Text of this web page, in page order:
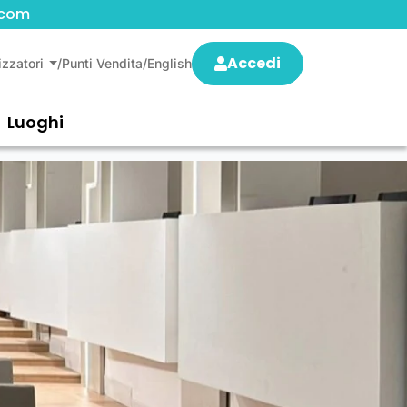
/Punti Vendita/English Accedi
Luoghi